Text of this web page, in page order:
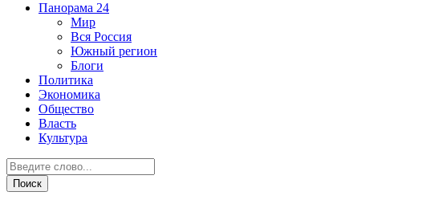
Панорама 24
Мир
Вся Россия
Южный регион
Блоги
Политика
Экономика
Общество
Власть
Культура